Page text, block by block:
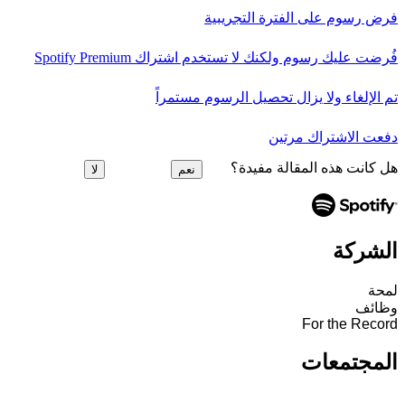
فرض رسوم على الفترة التجريبية
فُرضت عليك رسوم ولكنك لا تستخدم اشتراك Spotify Premium
تم الإلغاء ولا يزال تحصيل الرسوم مستمراً
دفعت الاشتراك مرتين
هل كانت هذه المقالة مفيدة؟ نعم لا
الشركة
لمحة
وظائف
For the Record
المجتمعات